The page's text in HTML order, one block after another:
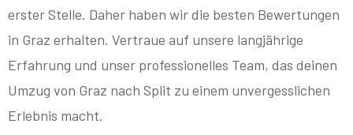
erster Stelle. Daher haben wir die besten Bewertungen
in Graz erhalten. Vertraue auf unsere langjährige
Erfahrung und unser professionelles Team, das deinen
Umzug von Graz nach Split zu einem unvergesslichen
Erlebnis macht.